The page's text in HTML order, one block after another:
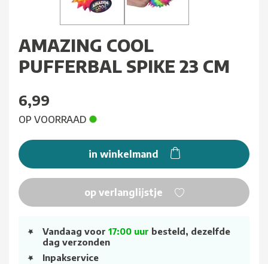
AMAZING COOL
PUFFERBAL SPIKE 23 CM
6,99
OP VOORRAAD
in winkelmand
op verlanglijstje
Vandaag voor 17:00 uur besteld, dezelfde
dag verzonden
Inpakservice